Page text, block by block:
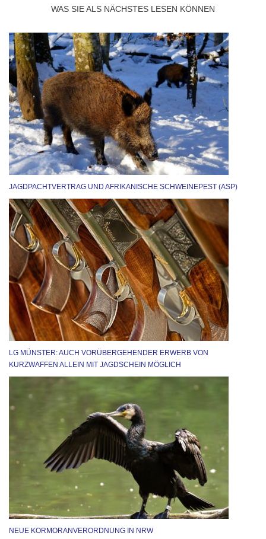
WAS SIE ALS NÄCHSTES LESEN KÖNNEN
JAGDPACHTVERTRAG UND AFRIKANISCHE SCHWEINEPEST (ASP)
LG MÜNSTER: AUCH VORÜBERGEHENDER ERWERB VON
KURZWAFFEN ALLEIN MIT JAGDSCHEIN MÖGLICH
NEUE KORMORANVERORDNUNG IN NRW